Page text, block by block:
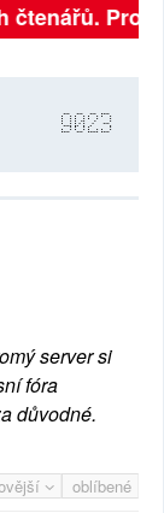
9023
server si
fóra
důvodné.
oblíbené